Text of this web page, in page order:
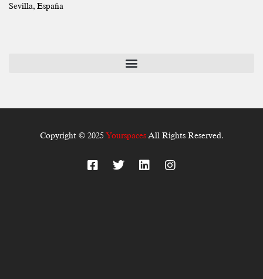
Sevilla, España
Copyright © 2025 Yourspaces All Rights Reserved.